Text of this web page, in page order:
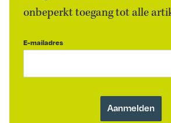
onbeperkt toegang tot alle
E-mailadres